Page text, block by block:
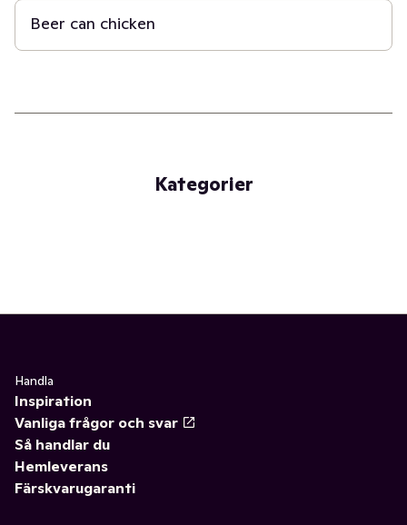
Beer can chicken
Kategorier
Handla
Inspiration
Vanliga frågor och svar
Så handlar du
Hemleverans
Färskvarugaranti